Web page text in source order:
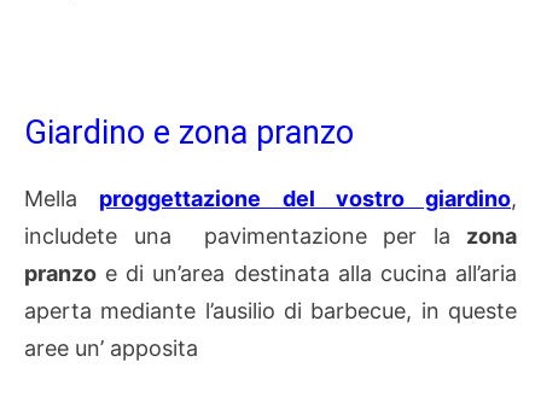
Giardino e zona pranzo
Mella proggettazione del vostro giardino,
includete una pavimentazione per la zona
pranzo e di un’area destinata alla cucina all’aria
aperta mediante l’ausilio di barbecue, in queste
aree un’ apposita